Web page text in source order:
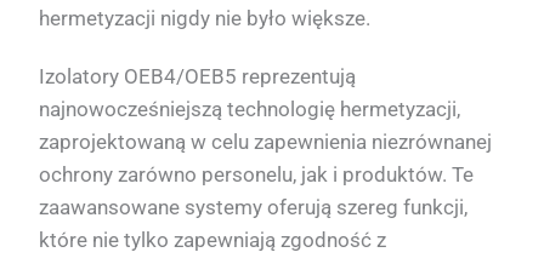
hermetyzacji nigdy nie było większe.
Izolatory OEB4/OEB5 reprezentują
najnowocześniejszą technologię hermetyzacji,
zaprojektowaną w celu zapewnienia niezrównanej
ochrony zarówno personelu, jak i produktów. Te
zaawansowane systemy oferują szereg funkcji,
które nie tylko zapewniają zgodność z